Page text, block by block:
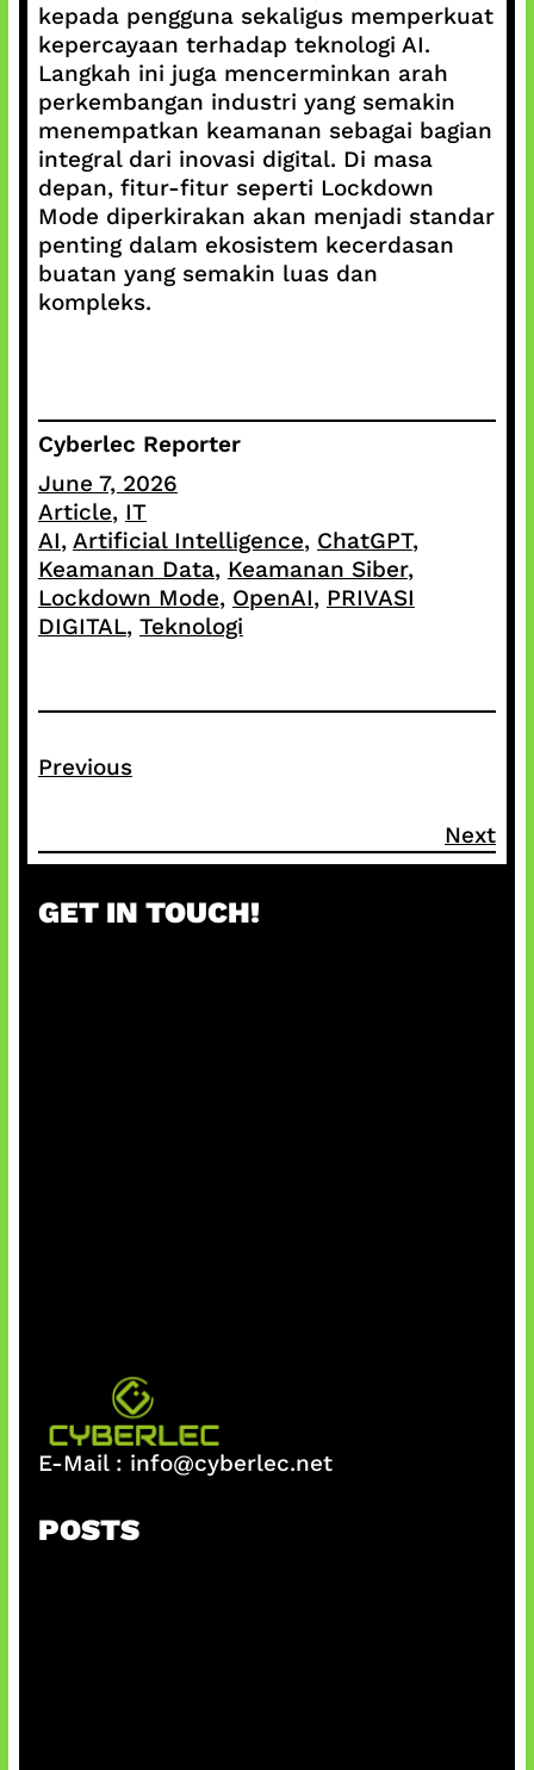
kepada pengguna sekaligus memperkuat
kepercayaan terhadap teknologi AI.
Langkah ini juga mencerminkan arah
perkembangan industri yang semakin
menempatkan keamanan sebagai bagian
integral dari inovasi digital. Di masa
depan, fitur-fitur seperti Lockdown
Mode diperkirakan akan menjadi standar
penting dalam ekosistem kecerdasan
buatan yang semakin luas dan
kompleks.
Cyberlec Reporter
June 7, 2026
Article, IT
AI, Artificial Intelligence, ChatGPT ,
Keamanan Data, Keamanan Siber ,
Lockdown Mode, OpenAI, PRIVASI
DIGITAL, Teknologi
Previous
Next
GET IN TOUCH!
E-Mail : info@cyberlec.net
POSTS